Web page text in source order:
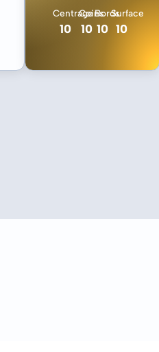
Centrage
10
Coins
10
Bords
10
Surface
10